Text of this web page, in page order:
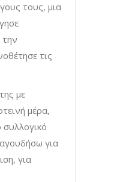
τους, μια
τις
με
μέρα,
για
για